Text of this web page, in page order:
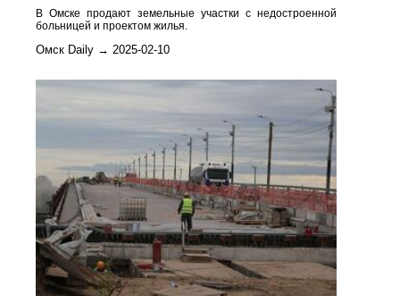
В Омске продают земельные участки с недостроенной
больницей и проектом жилья.
Омск Daily → 2025-02-10